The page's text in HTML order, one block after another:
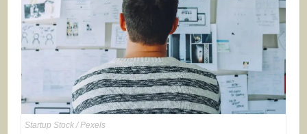
Startup Stock / Pexels